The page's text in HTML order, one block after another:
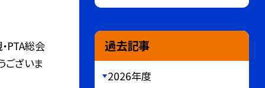
PTA総会
ございま
過去記事
2026年度